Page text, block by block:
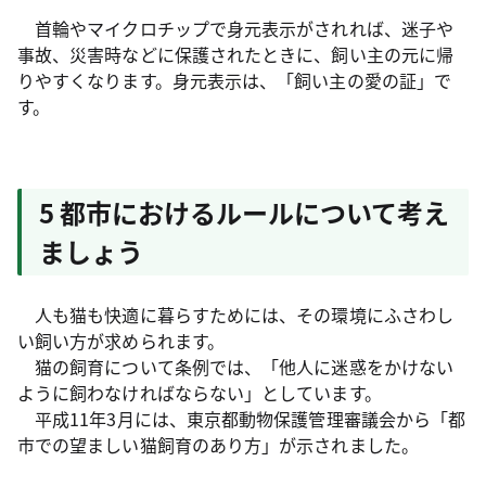
首輪やマイクロチップで身元表示がされれば、迷子や
事故、災害時などに保護されたときに、飼い主の元に帰
りやすくなります。身元表示は、「飼い主の愛の証」で
す。
5 都市におけるルールについて考え
ましょう
人も猫も快適に暮らすためには、その環境にふさわし
い飼い方が求められます。
猫の飼育について条例では、「他人に迷惑をかけない
ように飼わなければならない」としています。
平成11年3月には、東京都動物保護管理審議会から「都
市での望ましい猫飼育のあり方」が示されました。